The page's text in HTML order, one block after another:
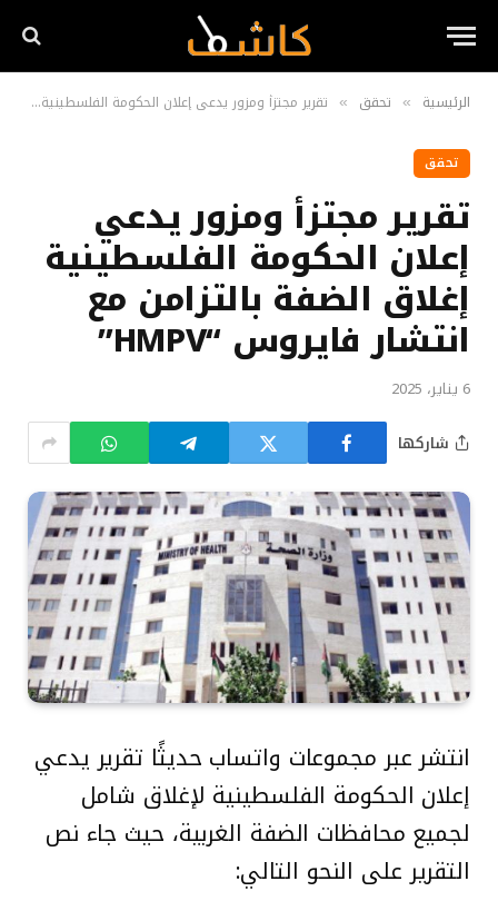
الرئيسية » تحقق » تقرير مجتزأ ومزور يدعي إعلان الحكومة الفلسطينية إغلاق الضفة بالتزامن مع انتشار فايروس “HMPV”
تحقق
تقرير مجتزأ ومزور يدعي
إعلان الحكومة الفلسطينية
إغلاق الضفة بالتزامن مع
انتشار فايروس “HMPV”
6 يناير، 2025
شاركها
انتشر عبر مجموعات واتساب حديثًا تقرير يدعي
إعلان الحكومة الفلسطينية لإغلاق شامل
لجميع محافظات الضفة الغربية، حيث جاء نص
التقرير على النحو التالي: